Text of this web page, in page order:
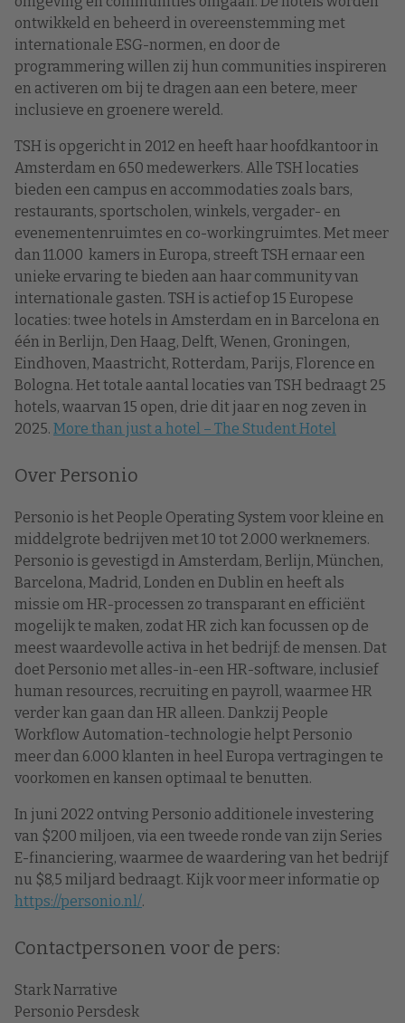
ontwikkeld en beheerd in overeenstemming met
internationale ESG-normen, en door de
programmering willen zij hun communities inspireren
en activeren om bij te dragen aan een betere, meer
inclusieve en groenere wereld.
TSH is opgericht in 2012 en heeft haar hoofdkantoor in
Amsterdam en 650 medewerkers. Alle TSH locaties
bieden een campus en accommodaties zoals bars,
restaurants, sportscholen, winkels, vergader- en
evenementenruimtes en co-workingruimtes. Met meer
dan 11.000 kamers in Europa, streeft TSH ernaar een
unieke ervaring te bieden aan haar community van
internationale gasten. TSH is actief op 15 Europese
locaties: twee hotels in Amsterdam en in Barcelona en
één in Berlijn, Den Haag, Delft, Wenen, Groningen,
Eindhoven, Maastricht, Rotterdam, Parijs, Florence en
Bologna. Het totale aantal locaties van TSH bedraagt 25
hotels, waarvan 15 open, drie dit jaar en nog zeven in
2025. More than just a hotel – The Student Hotel
Over Personio
Personio is het People Operating System voor kleine en
middelgrote bedrijven met 10 tot 2.000 werknemers.
Personio is gevestigd in Amsterdam, Berlijn, München,
Barcelona, Madrid, Londen en Dublin en heeft als
missie om HR-processen zo transparant en efficiënt
mogelijk te maken, zodat HR zich kan focussen op de
meest waardevolle activa in het bedrijf: de mensen. Dat
doet Personio met alles-in-een HR-software, inclusief
human resources, recruiting en payroll, waarmee HR
verder kan gaan dan HR alleen. Dankzij People
Workflow Automation-technologie helpt Personio
meer dan 6.000 klanten in heel Europa vertragingen te
voorkomen en kansen optimaal te benutten.
In juni 2022 ontving Personio additionele investering
van $200 miljoen, via een tweede ronde van zijn Series
E-financiering, waarmee de waardering van het bedrijf
nu $8,5 miljard bedraagt. Kijk voor meer informatie op
https://personio.nl/.
Contactpersonen voor de pers:
Stark Narrative
Personio Persdesk